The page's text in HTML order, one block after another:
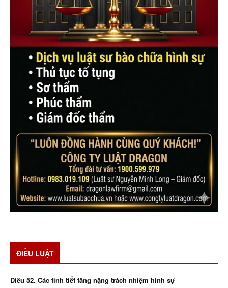
ĐIỀU LUẬT
Điều 52. Các tình tiết tăng nặng trách nhiệm hình sự